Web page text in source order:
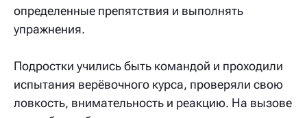
определенные препятствия и выполнять
упражнения.
Подростки учились быть командой и проходили
испытания верёвочного курса, проверяли свою
ловкость, внимательность и реакцию. На вызове